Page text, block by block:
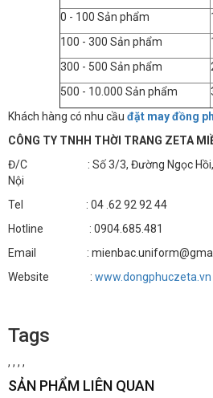
0 - 100 Sản phẩm
100 - 300 Sản phẩm
300 - 500 Sản phẩm
500 - 10.000 Sản phẩm
Khách hàng có nhu cầu đặt may đồng
CÔNG TY TNHH THỜI TRANG ZETA
Đ/C : Số 3/3, Đường Ngọc Hồi,
Nội
Tel : 04 .62 92 92 44
Hotline : 0904.685.481
Email :
Website : www.dongphuczeta.vn
Tags
, , , ,
SẢN PHẨM LIÊN QUAN